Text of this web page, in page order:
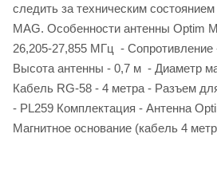
следить за техническим
MAG. Особенности антенны Optim
26,205-27,855 МГц -
Высота антенны - 0,7 м - Диаметр
Кабель RG-58 - 4 метра - Разъем
- PL259 Комплектация - Антенна
Магнитное основание (кабель 4